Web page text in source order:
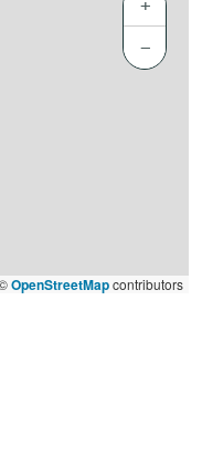
+
−
OpenStreetMapcontributors